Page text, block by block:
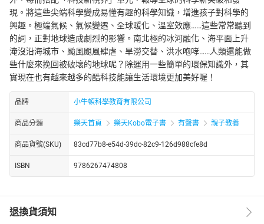
現。將這些尖端科學變成易懂有趣的科學知識，增進孩子對科學的
興趣。極端氣候、氣候變遷、全球暖化、溫室效應……這些常常聽到
的詞，正對地球造成劇烈的影響。南北極的冰河融化、海平面上升
淹沒沿海城市、颱風颶風肆虐、旱澇交替、洪水咆哮……人類還能做
些什麼來挽回被破壞的地球呢？除運用一些簡單的環保知識外，其
實現在也有越來越多的酷科技能讓生活環境更加美好喔！
品牌 小牛頓科學教育有限公司
商品分類 樂天首頁 樂天Kobo電子書 有聲書 親子教養
商品貨號(SKU) 83cd77b8-e54d-39dc-82c9-126d988cfe8d
ISBN 9786267474808
退換貨須知